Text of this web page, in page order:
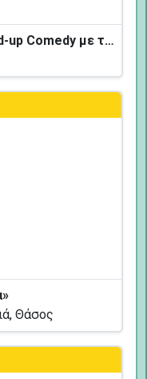
«Λέω να πάρω κάκτο» – Stand-up Comedy με τον Δημήτρη Χριστοφορίδη
Θάσος